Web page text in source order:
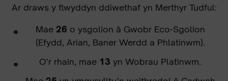
Ar draws y flwyddyn ddiwethaf yn Merthyr Tudful:
Mae 26 o ysgolion â Gwobr Eco-Sgolion
(Efydd, Arian, Baner Werdd a Phlatinwm).
O’r rhain, mae 13 yn Wobrau Platinwm.